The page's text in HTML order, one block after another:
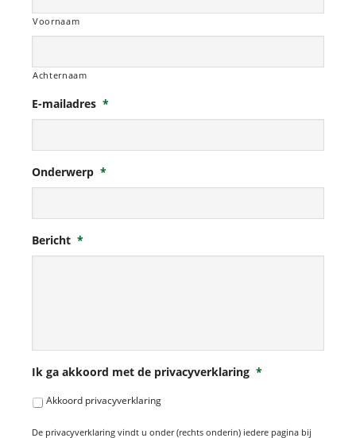
Voornaam
Achternaam
E-mailadres *
Onderwerp *
Bericht *
Ik ga akkoord met de privacyverklaring *
Akkoord privacyverklaring
De privacyverklaring vindt u onder (rechts onderin) iedere pagina bij